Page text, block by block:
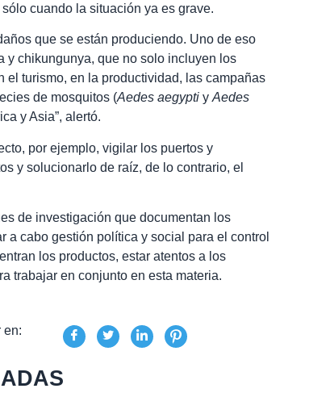
cuando la situación ya es grave.
que se están produciendo. Uno de eso
y chikungunya, que no solo incluyen los
el turismo, en la productividad, las campañas
de mosquitos (Aedes aegypti y Aedes
y Asia”, alertó.
por ejemplo, vigilar los puertos y
y solucionarlo de raíz, de lo contrario, el
de investigación que documentan los
cabo gestión política y social para el control
los productos, estar atentos a los
trabajar en conjunto en esta materia.
en: